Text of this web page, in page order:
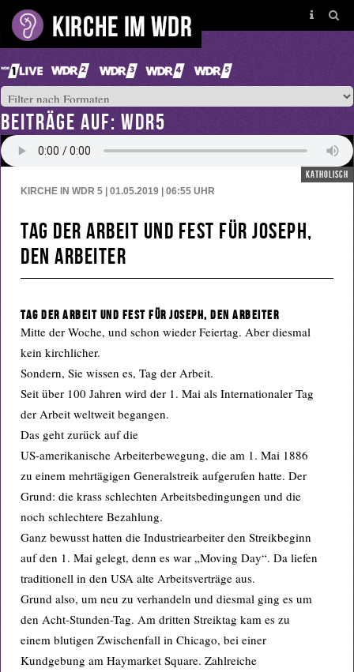
BEITRÄGE AUF: WDR5
katholisch
KIRCHE IN WDR 5 | 01.05.2019 | 06:55 UHR
Tag der Arbeit und Fest für Joseph,
den Arbeiter
Tag der Arbeit und Fest für Joseph, den Arbeiter
Mitte der Woche, und schon wieder Feiertag. Aber diesmal
kein kirchlicher.
Sondern, Sie wissen es, Tag der Arbeit.
Seit über 100 Jahren wird der 1. Mai als Internationaler Tag
der Arbeit weltweit begangen.
Das geht zurück auf die
US-amerikanische Arbeiterbewegung, die am 1. Mai 1886
zu einem mehrtägigen Generalstreik aufgerufen hatte. Der
Grund: die krass schlechten Arbeitsbedingungen und die
noch schlechtere Bezahlung.
Ganz bewusst hatten die Industriearbeiter den Streikbeginn
auf den 1. Mai gelegt, denn es war „Moving Day“. Da liefen
traditionell in den USA alte Arbeitsverträge aus.
Grund also, um neu zu verhandeln und diesmal ging es um
den Acht-Stunden-Tag. Am dritten Streiktag kam es zu
einem blutigen Zwischenfall in Chicago, bei einer
Kundgebung am Haymarket Square. Zahlreiche